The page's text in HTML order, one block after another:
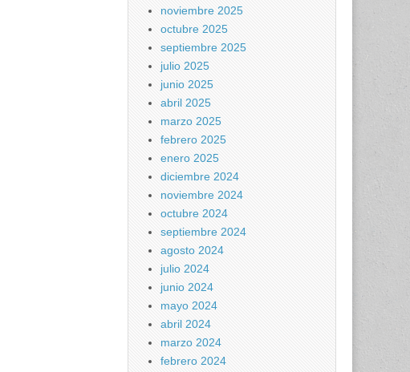
noviembre 2025
octubre 2025
septiembre 2025
julio 2025
junio 2025
abril 2025
marzo 2025
febrero 2025
enero 2025
diciembre 2024
noviembre 2024
octubre 2024
septiembre 2024
agosto 2024
julio 2024
junio 2024
mayo 2024
abril 2024
marzo 2024
febrero 2024